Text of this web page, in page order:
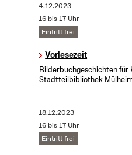
4.12.2023
16 bis 17 Uhr
Eintritt frei
Vorlesezeit
Bilderbuchgeschichten für
Stadtteilbibliothek
18.12.2023
16 bis 17 Uhr
Eintritt frei